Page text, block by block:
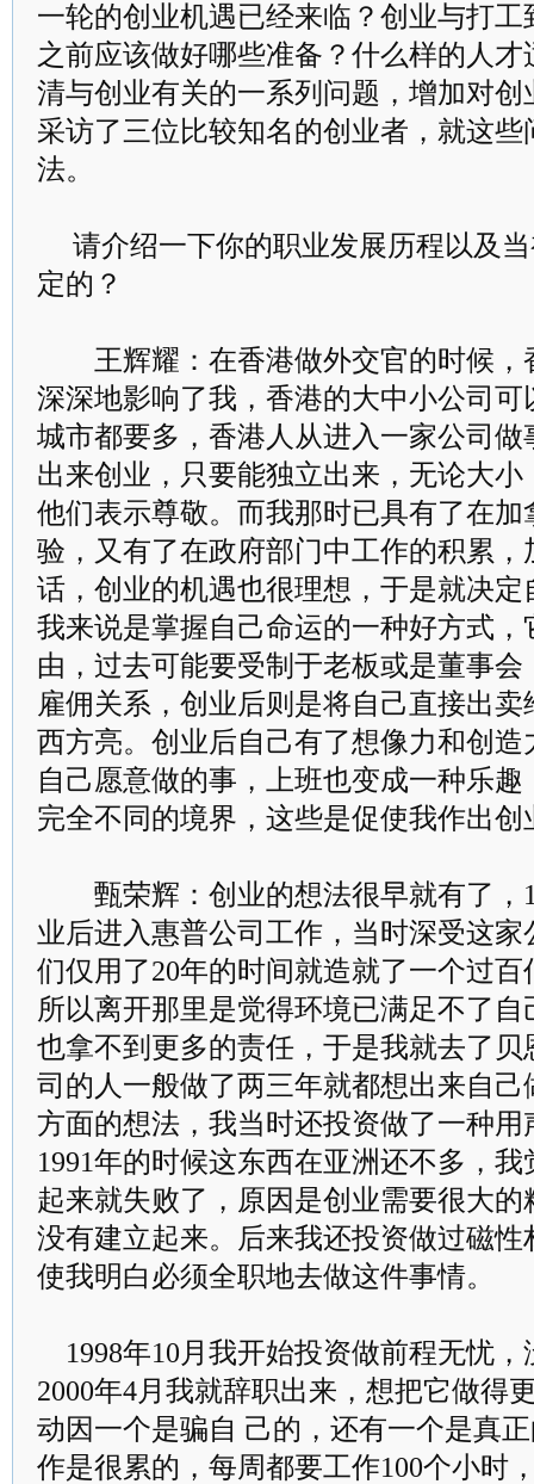
一轮的创业机遇已经来临？创业与打
之前应该做好哪些准备？什么样的人
清与创业有关的一系列问题，增加对
采访了三位比较知名的创业者，就这
法。
请介绍一下你的职业发展历程以及
定的？
王辉耀：在香港做外交官的时候，
深深地影响了我，香港的大中小公司
城市都要多，香港人从进入一家公司
出来创业，只要能独立出来，无论大
他们表示尊敬。而我那时已具有了在
验，又有了在政府部门中工作的积累
话，创业的机遇也很理想，于是就决
我来说是掌握自己命运的一种好方式
由，过去可能要受制于老板或是董事
雇佣关系，创业后则是将自己直接出
西方亮。创业后自己有了想像力和创
自己愿意做的事，上班也变成一种乐
完全不同的境界，这些是促使我作出创
甄荣辉：创业的想法很早就有了，
业后进入惠普公司工作，当时深受这
们仅用了20年的时间就造就了一个过
所以离开那里是觉得环境已满足不了
也拿不到更多的责任，于是我就去了
司的人一般做了两三年就都想出来自
方面的想法，我当时还投资做了一种
1991年的时候这东西在亚洲还不多，
起来就失败了，原因是创业需要很大
没有建立起来。后来我还投资做过磁
使我明白必须全职地去做这件事情。
1998年10月我开始投资做前程无忧
2000年4月我就辞职出来，想把它做得
动因一个是骗自 己的，还有一个是真
作是很累的，每周都要工作100个小时